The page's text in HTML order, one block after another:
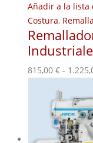
Añadir a la lista
Costura,
815,00 € -